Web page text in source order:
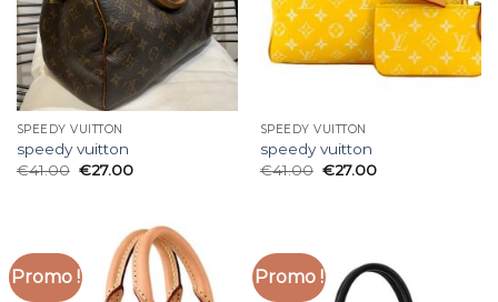
SPEEDY VUITTON
speedy vuitton
€41.00 €27.00
SPEEDY VUITTON
speedy vuitton
€41.00 €27.00
Promo ! Promo !